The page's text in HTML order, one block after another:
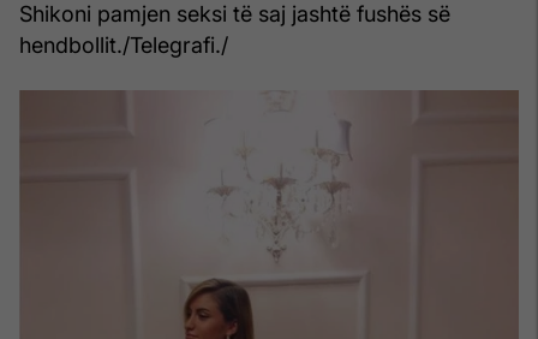
Shikoni pamjen seksi të saj jashtë fushës së
hendbollit./Telegrafi./